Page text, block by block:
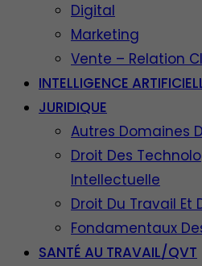
Digital
Marketing
Vente – Relation
INTELLIGENCE
JURIDIQUE
Autres Domaines
Droit Des
Intellectuelle
Droit Du Travail Et
Fondamentaux
SANTÉ AU TRAVAIL/QVT